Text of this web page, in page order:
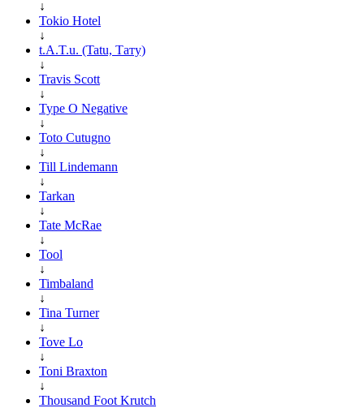
↓
Tokio Hotel
↓
t.A.T.u. (Tatu, Тату)
↓
Travis Scott
↓
Type O Negative
↓
Toto Cutugno
↓
Till Lindemann
↓
Tarkan
↓
Tate McRae
↓
Tool
↓
Timbaland
↓
Tina Turner
↓
Tove Lo
↓
Toni Braxton
↓
Thousand Foot Krutch